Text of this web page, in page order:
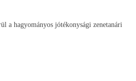
a hagyományos jótékonysági zenetanári